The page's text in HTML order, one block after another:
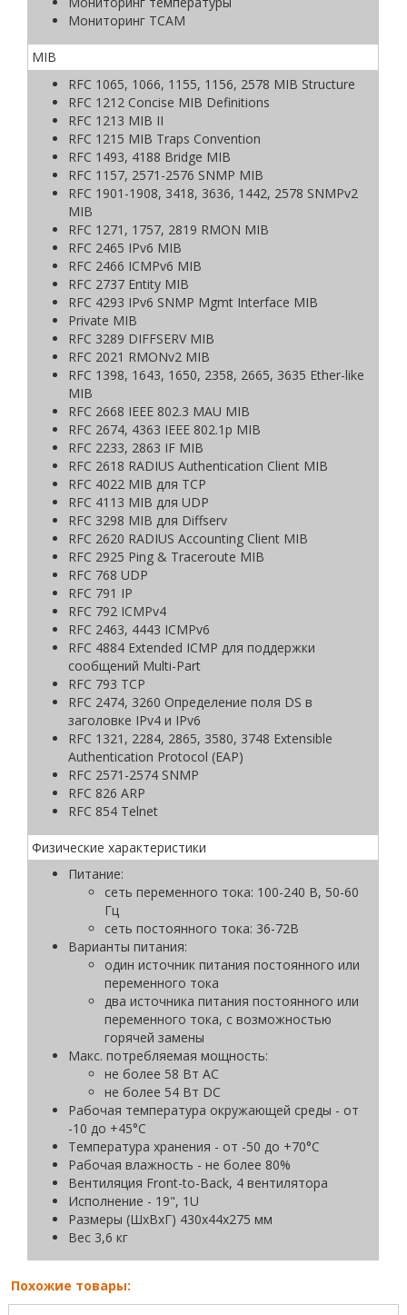
Мониторинг TCAM
MIB
RFC 1065, 1066, 1155, 1156, 2578 MIB Structure
RFC 1212 Concise MIB Definitions
RFC 1213 MIB II
RFC 1215 MIB Traps Convention
RFC 1493, 4188 Bridge MIB
RFC 1157, 2571-2576 SNMP MIB
RFC 1901-1908, 3418, 3636, 1442, 2578 SNMPv2
MIB
RFC 1271, 1757, 2819 RMON MIB
RFC 2465 IPv6 MIB
RFC 2466 ICMPv6 MIB
RFC 2737 Entity MIB
RFC 4293 IPv6 SNMP Mgmt Interface MIB
Private MIB
RFC 3289 DIFFSERV MIB
RFC 2021 RMONv2 MIB
RFC 1398, 1643, 1650, 2358, 2665, 3635 Ether-like
MIB
RFC 2668 IEEE 802.3 MAU MIB
RFC 2674, 4363 IEEE 802.1p MIB
RFC 2233, 2863 IF MIB
RFC 2618 RADIUS Authentication Client MIB
RFC 4022 MIB для TCP
RFC 4113 MIB для UDP
RFC 3298 MIB для Diffserv
RFC 2620 RADIUS Accounting Client MIB
RFC 2925 Ping & Traceroute MIB
RFC 768 UDP
RFC 791 IP
RFC 792 ICMPv4
RFC 2463, 4443 ICMPv6
RFC 4884 Extended ICMP для поддержки
сообщений Multi-Part
RFC 793 TCP
RFC 2474, 3260 Определение поля DS в
заголовке IPv4 и IPv6
RFC 1321, 2284, 2865, 3580, 3748 Extensible
Authentication Protocol (EAP)
RFC 2571-2574 SNMP
RFC 826 ARP
RFC 854 Telnet
Физические характеристики
Питание:
сеть переменного тока: 100-240 В, 50-60
Гц
сеть постоянного тока: 36-72В
Варианты питания:
один источник питания постоянного или
переменного тока
два источника питания постоянного или
переменного тока, с возможностью
горячей замены
Макс. потребляемая мощность:
не более 58 Вт AC
не более 54 Вт DC
Рабочая температура окружающей среды - от
-10 до +45°С
Температура хранения - от -50 до +70°С
Рабочая влажность - не более 80%
Вентиляция Front-to-Back, 4 вентилятора
Исполнение - 19", 1U
Размеры (ШхВxГ) 430х44х275 мм
Вес 3,6 кг
Похожие товары: